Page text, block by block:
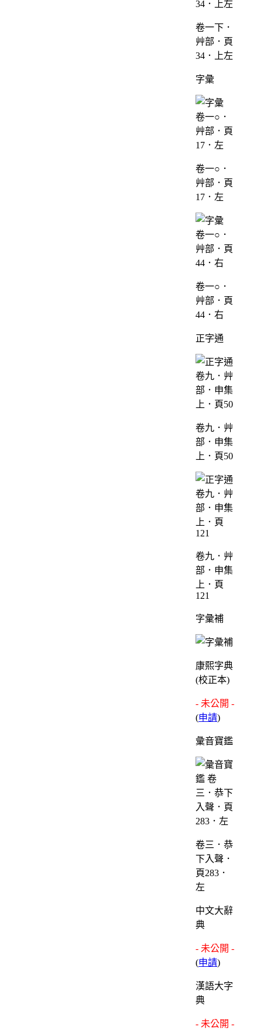
卷一下．
艸部．頁
34．上左
字彙
卷一○．
艸部．頁
17．左
卷一○．
艸部．頁
44．右
正字通
卷九．艸
部．申集
上．頁50
卷九．艸
部．申集
上．頁
121
字彙補
康熙字典
(校正本)
- 未公開 -
(申請)
彙音寶鑑
卷三．恭
下入聲．
頁283．
左
中文大辭
典
- 未公開 -
(申請)
漢語大字
典
- 未公開 -